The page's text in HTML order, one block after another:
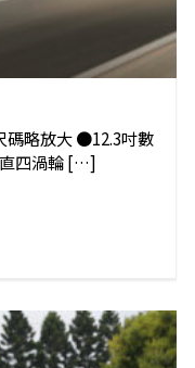
碼略放大 ●12.3吋數
四渦輪 […]